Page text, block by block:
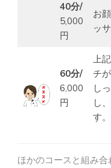
40分/
5,000
円
お
ッ
60分/
6,000
円
上
チ
し
し
す。
ほかのコースと組み